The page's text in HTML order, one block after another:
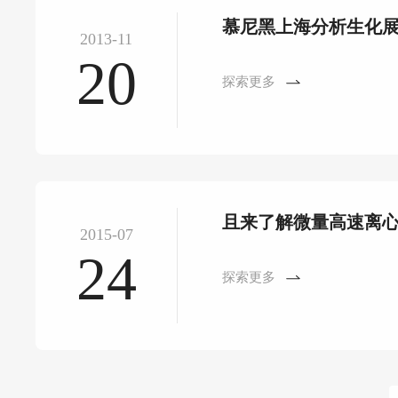
2013-11
20
慕尼黑上海分析生化
探索更多
2015-07
24
且来了解微量高速离
探索更多